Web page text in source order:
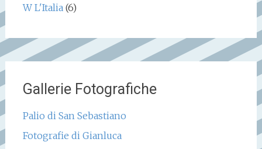
W L'Italia(6)
Gallerie Fotografiche
Palio di San Sebastiano
Fotografie di Gianluca